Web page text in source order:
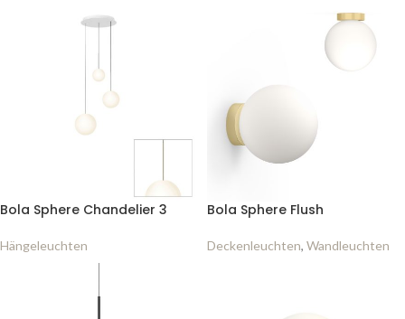
Bola Sphere Chandelier 3
Hängeleuchten
Bola Sphere Flush
Deckenleuchten, Wandleuchten